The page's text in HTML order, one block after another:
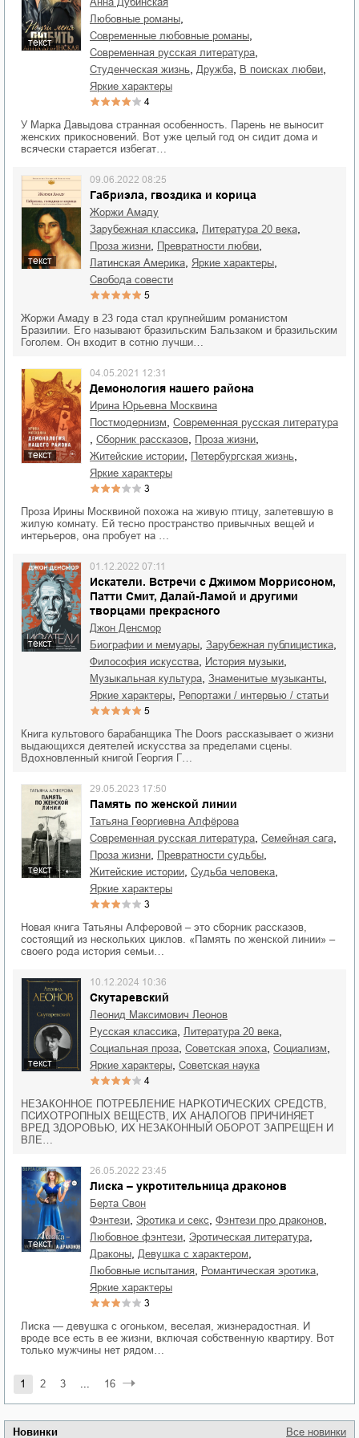
Новинки Все новинки
текст
любовные романы
современные любовные романы
современная русская литература
студенческая жизнь дружба в поисках любви
яркие характеры
4
У Марка Давыдова странная особенность. Парень не выносит
женских прикосновений. Вот уже целый год он сидит дома и
всячески старается избегат…
текст
Габриэла, гвоздика и корица
09.06.2022 08:25
Жоржи Амаду
зарубежная классика
литература 20 века
проза жизни превратности любви
Латинская Америка яркие характеры
свобода совести
5
Жоржи Амаду в 23 года стал крупнейшим романистом
Бразилии. Его называют бразильским Бальзаком и бразильским
Гоголем. Он входит в сотню лучши…
текст
Демонология нашего района
04.05.2021 12:31
Ирина Юрьевна Москвина
постмодернизм
современная русская литература
сборник рассказов проза жизни
житейские истории петербургская жизнь
яркие характеры
3
Проза Ирины Москвиной похожа на живую птицу, залетевшую в
жилую комнату. Ей тесно пространство привычных вещей и
интерьеров, она пробует на …
текст
Искатели. Встречи с Джимом Моррисоном,
Патти Смит, Далай-Ламой и другими
творцами прекрасного
01.12.2022 07:11
Джон Денсмор
биографии и мемуары
зарубежная публицистика
философия искусства история музыки
музыкальная культура знаменитые музыканты
яркие характеры репортажи / интервью / статьи
5
Книга культового барабанщика The Doors рассказывает о жизни
выдающихся деятелей искусства за пределами сцены.
Вдохновленный книгой Георгия Г…
текст
Память по женской линии
29.05.2023 17:50
Татьяна Георгиевна Алфёрова
современная русская литература
семейная сага
проза жизни превратности судьбы
житейские истории судьба человека
яркие характеры
3
Новая книга Татьяны Алферовой – это сборник рассказов,
состоящий из нескольких циклов. «Память по женской линии» –
своего рода история семьи…
текст
Скутаревский
10.12.2024 10:36
Леонид Максимович Леонов
русская классика
литература 20 века
социальная проза советская эпоха социализм
яркие характеры советская наука
4
НЕЗАКОННОЕ ПОТРЕБЛЕНИЕ НАРКОТИЧЕСКИХ СРЕДСТВ,
ПСИХОТРОПНЫХ ВЕЩЕСТВ, ИХ АНАЛОГОВ ПРИЧИНЯЕТ
ВРЕД ЗДОРОВЬЮ, ИХ НЕЗАКОННЫЙ ОБОРОТ ЗАПРЕЩЕН И
ВЛЕ…
текст
Лиска – укротительница драконов
26.05.2022 23:45
Берта Свон
фэнтези
эротика и секс фэнтези про драконов
любовное фэнтези эротическая литература
драконы девушка с характером
любовные испытания романтическая эротика
яркие характеры
3
Лиска — девушка с огоньком, веселая, жизнерадостная. И
вроде все есть в ее жизни, включая собственную квартиру. Вот
только мужчины нет рядом…
1 2 3 ... 16